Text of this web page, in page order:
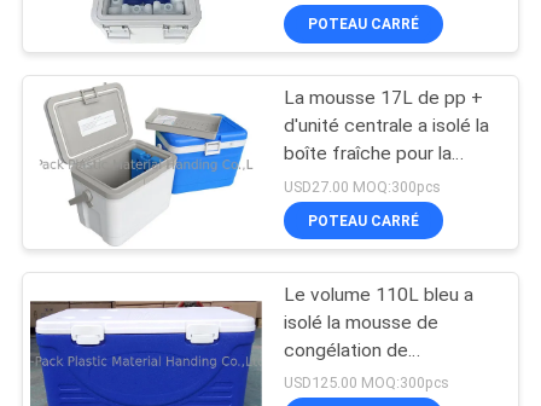
L'USINE
CONTRÔLE
QUALITÉ
CONTACTEZ-
NOUS
DEMANDEZ
UN
Récipients en
plastique pliants
71
POTEAU CARRÉ
La mousse 17L de pp +
d'unité centrale a isolé la
boîte fraîche pour la
nourriture de Storaging,
boisson dans des
voitures
USD27.00 MOQ:300pcs
POTEAU CARRÉ
Le volume 110L bleu a
isolé la mousse de
congélation de
frigorification d'unité
USD125.00 MOQ:300pcs